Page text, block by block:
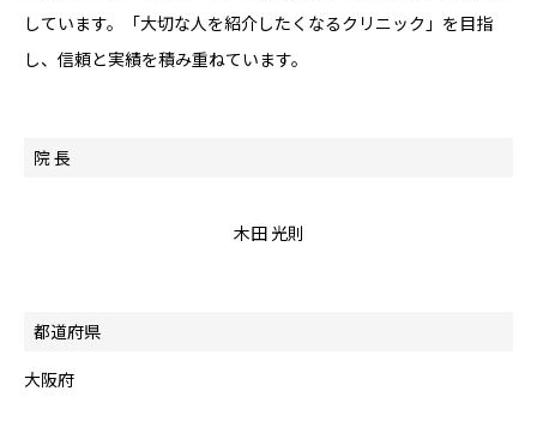
しています。「大切な人を紹介したくなるクリニック」を目指
し、信頼と実績を積み重ねています。
院 長
木田 光則
都道府県
大阪府